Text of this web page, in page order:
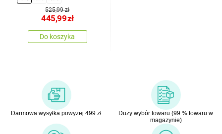
525,99 zł
445,99zł
Do koszyka
Darmowa wysyłka powyżej 499 zł
Duży wybór towaru (99 % towaru w
magazynie)